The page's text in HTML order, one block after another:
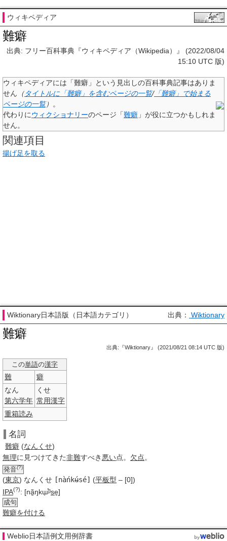
ウィキペディア
難癖
出典: フリー百科事典『ウィキペディア（Wikipedia）』 (2022/08/04
15:10 UTC 版)
ウィキペディアには「難癖 」という見出しの百科事典記事はありま
せん （タイトルに「難癖」を含むページの一覧/「難癖」で始まる
ページの一覧）
。
代わりにウィクショナリーのページ「難癖 」が役に立つかもしれま
せん。
関連項目
揚げ足を取る
Wiktionary日本語版（日本語カテゴリ） 出典： Wiktionary
難癖
出典:『Wiktionary』 (2021/08/21 08:14 UTC 版)
この単語の漢字
難
癖
なん
第六学年
くせ
常用漢字
重箱読み
名詞
難癖 (なんくせ)
無理に見つけてきた非難すべき悪い点。 欠点。
発音(?)
(東京) なん く せ [nàńkúsé] (平板型 – [0])
IPA(?): [nã̠ŋkɯ̟̊ᵝse̞]
成句
難癖を付ける
Weblio日本語例文用例辞書